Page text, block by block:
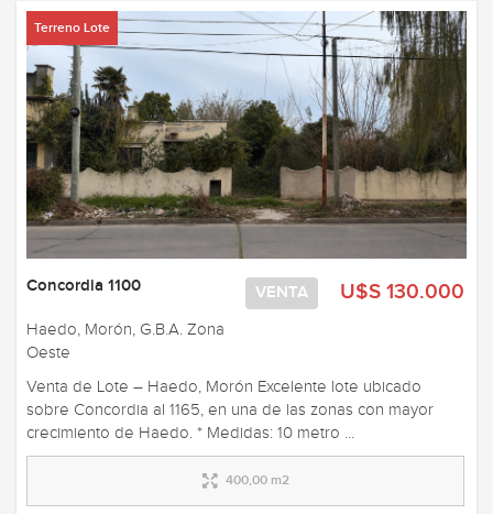
Terreno Lote
U$S 130.000
VENTA
Concordia 1100
Haedo, Morón, G.B.A. Zona
Oeste
Venta de Lote – Haedo, Morón Excelente lote ubicado
sobre Concordia al 1165, en una de las zonas con mayor
crecimiento de Haedo. * Medidas: 10 metro ...
400,00 m2